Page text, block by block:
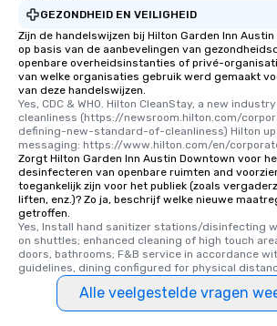
GEZONDHEID EN VEILIGHEID
Zijn de handelswijzen bij Hilton Garden Inn
op basis van de aanbevelingen van
openbare overheidsinstanties of privé-
van welke organisaties gebruik werd gemaakt
van deze handelswijzen.
Yes, CDC & WHO. Hilton CleanStay, a new
cleanliness (https://newsroom.hilton.com/
defining-new-standard-of-cleanliness) Hilton
messaging: https://www.hilton.com/en/
Zorgt Hilton Garden Inn Austin Downtown voor
desinfecteren van openbare ruimten and
toegankelijk zijn voor het publiek (zoals
liften, enz.)? Zo ja, beschrijf welke nieuwe
getroffen.
Yes, Install hand sanitizer stations/disinfecting
on shuttles; enhanced cleaning of high touch
doors, bathrooms; F&B service in accordance
guidelines, dining configured for physical
Alle veelgestelde vragen